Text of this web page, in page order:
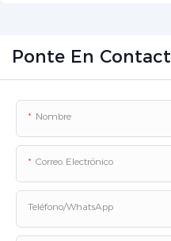
Ponte En
Nombre
Correo Electrónico
Teléfono/WhatsApp